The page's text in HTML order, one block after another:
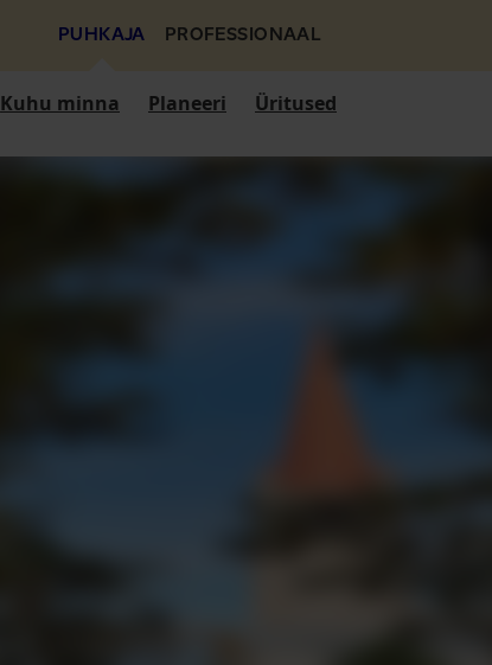
PUHKAJA PROFESSIONAAL
Kuhu minna Planeeri Üritused